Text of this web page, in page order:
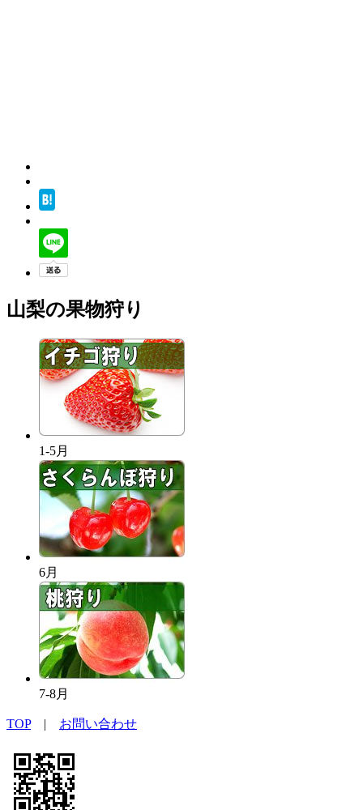
山梨の果物狩り
1-5月
6月
7-8月
TOP| お問い合わせ